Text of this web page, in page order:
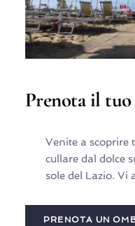
Prenota il
Venite a scoprire
cullare dal dolce
sole del Lazio. Vi
PRENOTA UN